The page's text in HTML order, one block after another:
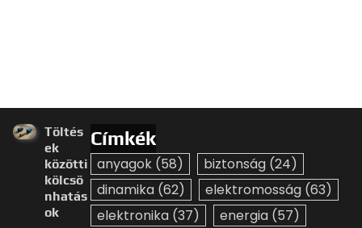
Töltés
ek
közötti
kölcsö
nhatás
ok
Címkék
anyagok (58) biztonság (24)
dinamika (62) elektromosság (63)
elektronika (37) energia (57)